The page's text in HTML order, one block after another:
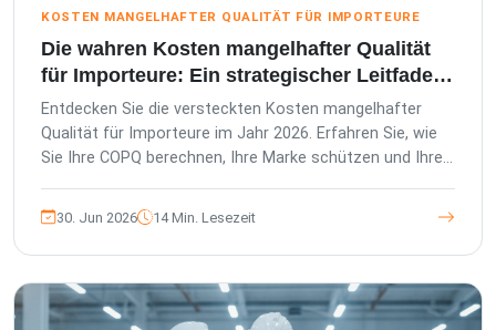
KOSTEN MANGELHAFTER QUALITÄT FÜR IMPORTEURE
Die wahren Kosten mangelhafter Qualität
für Importeure: Ein strategischer Leitfaden
für 2026
Entdecken Sie die versteckten Kosten mangelhafter
Qualität für Importeure im Jahr 2026. Erfahren Sie, wie
Sie Ihre COPQ berechnen, Ihre Marke schützen und Ihre
30. Jun 2026 14 Min. Lesezeit